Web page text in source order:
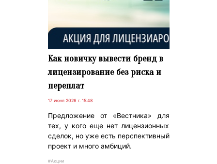
Как новичку вывести бренд в
лицензирование без риска и
переплат
17 июня 2026 г. 15:48
Предложение от «Вестника» для
тех, у кого еще нет лицензионных
сделок, но уже есть перспективный
проект и много амбиций.
#Акции